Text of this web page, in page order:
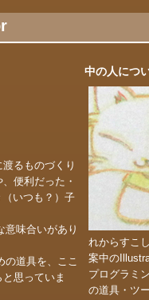
るものづくり
便利だった・
いつも？）子
意味合いがあり
の道具を、ここ
思っていま
中の人につ
れからすこ
案中の
プログラミ
の道具・ツ